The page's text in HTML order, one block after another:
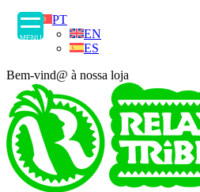
MENU
PT
EN
ES
Bem-vind@ à nossa loja